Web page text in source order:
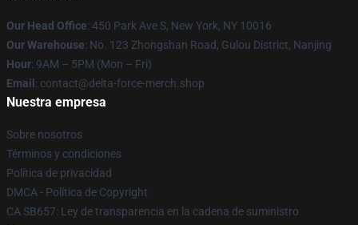
Our Head Office: 450 Park Ave S, New York, NY 10016
Our Warehouse: No. 123 Zhongshan Road, Gulou District, Nanjing
Hour: 9AM – 5PM (Mon – Fri)
Email : contact@delta-force-merch.shop
Nuestra empresa
Sobre nosotros
Términos y condiciones
Política de privacidad
DMCA - Política de Copyright
CA SB657: Ley de transparencia en la cadena de suministro